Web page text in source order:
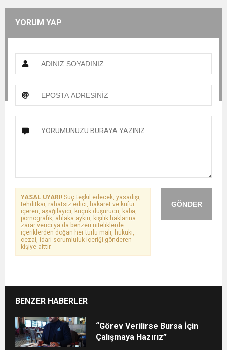
YORUM YAP
GÖNDER
YASAL UYARI! Suç teşkil edecek, yasadışı,
tehditkar, rahatsız edici, hakaret ve küfür
içeren, aşağılayıcı, küçük düşürücü, kaba,
pornografik, ahlaka aykırı, kişilik haklarına
zarar verici ya da benzeri niteliklerde
içeriklerden doğan her türlü mali, hukuki,
cezai, idari sorumluluk içeriği gönderen
kişiye aittir.
BENZER HABERLER
“Görev Verilirse Bursa İçin
Çalışmaya Hazırız”